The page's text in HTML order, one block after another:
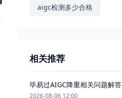
aigc检测多少合格
相关推荐
毕易过AIGC降重相关问题解答
2026-08-06 12:00